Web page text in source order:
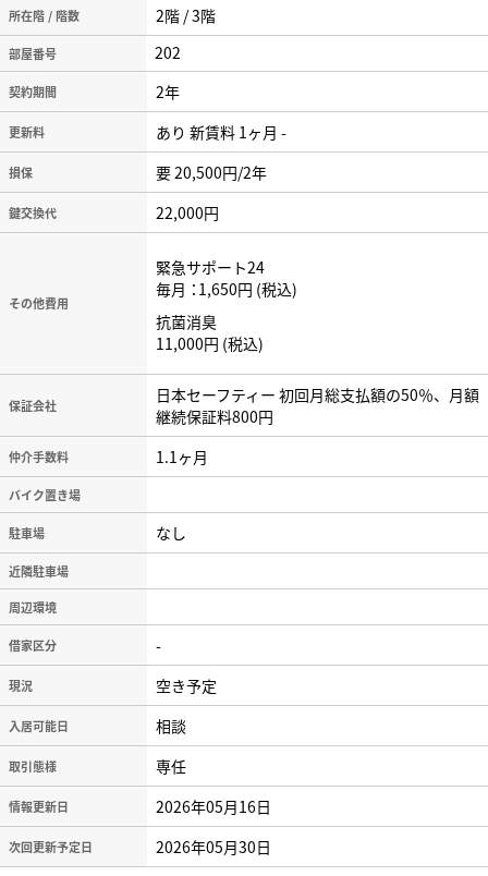
所在階 / 階数
2階 / 3階
202
契約期間 2年
更新料 あり 新賃料 1ヶ月 -
損保 要 20,500円/2年
鍵交換代 22,000円
その他費用
緊急サポート24
毎月
1,650円 税込
抗菌消臭
11,000円 税込
保証会社
日本セーフティー 初回月総支払額の50％、月額
継続保証料800円
仲介手数料 1.1ヶ月
バイク置き場
駐車場 なし
近隣駐車場
周辺環境
借家区分 -
現況 空き予定
入居可能日 相談
取引態様 専任
情報更新日 2026年05月16日
次回更新予定日 2026年05月30日